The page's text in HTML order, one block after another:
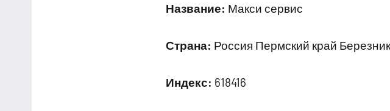
Название: Макси сервис
Страна: Россия Пермский край
Индекс: 618416